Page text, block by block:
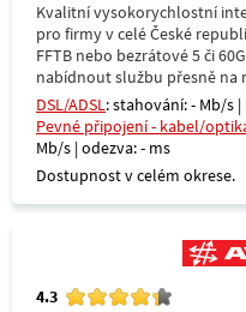
Kvalitní vysokorychlostní
pro firmy v celé České
FFTB nebo bezrátové 5 či
nabídnout službu přesně na
DSL/ADSL: stahování: - Mb/s
Pevné připojení - kabel/
Mb/s | odezva: - ms
Dostupnost v celém okrese.
4.3